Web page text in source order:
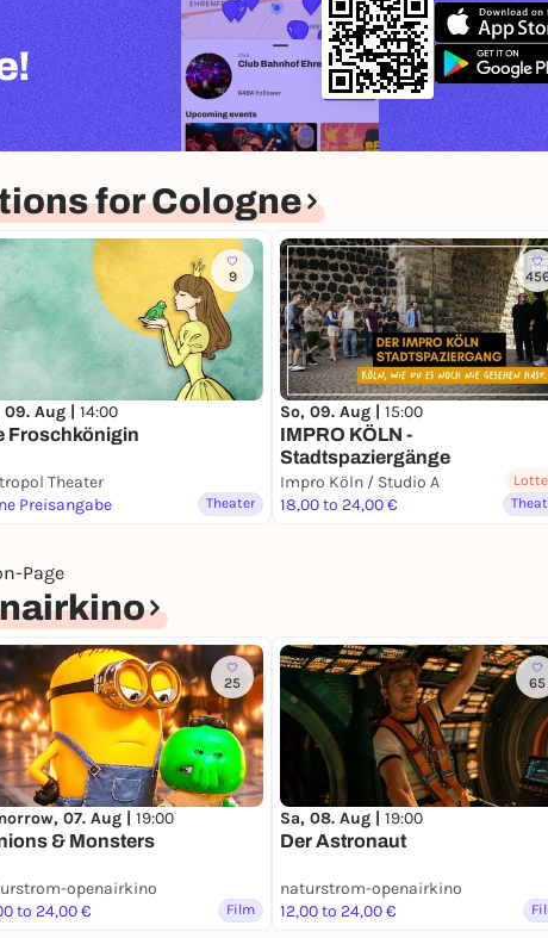
for Cologne
9
09. Aug | 14:00
Froschkönigin
Theater
Preisangabe
Theater
So, 09. Aug | 15:00
IMPRO KÖLN -
Stadtspaziergänge
Impro Köln / Studio A
18,00 to 24,00 €
Page
25
07. Aug | 19:00
& Monsters
openairkino
to 24,00 €
Film
65
Sa, 08. Aug | 19:00
Der Astronaut
naturstrom-openairkino
12,00 to 24,00 €